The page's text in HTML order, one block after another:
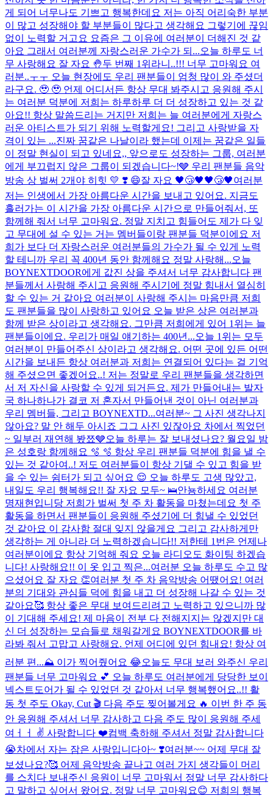
게 되어 너무나도 기쁘고 행복한데요 저는 아직 어리숙한 부분
이 많고 성장해야 할 부분들이 많다고 생각해요 그렇기에 끊임
없이 노력할 거고요 요즘은 그 이유에 여러분이 더해진 것 같
아요 그래서 여러분께 자랑스러운 가수가 되...오늘 하루도 너
무 사랑해요 잘 자요 🤚두 번째 1위라니..!!! 너무 고마워요 여
러분..ㅜㅜ 오늘 현장에도 우리 팬분들이 엄청 많이 와 주셨더
라구요. 🥹 🥹 언제 어디서든 항상 무대 봐주시고 응원해 주시
는 여러분 덕분에 저희는 하루하루 더 더 성장하고 있는 것 같
아요!! 항상 말씀드리는 거지만 저희는 늘 여러분에게 자랑스
러운 아티스트가 되기 위해 노력할게요! 그리고 사랑받을 자
격이 있는 ...진짜 꿈같은 나날이라 했는데 이제는 꿈같은 일들
이 정말 현실이 되고 있네요,, 앞으로도 성장하는 그룹, 여러분
에게 부끄럽지 않은 그룹이 되겠습니다~!🩶 우리 팬분들 음악
방송 상 벌써 2개야 히힛 💛​ ❣️​ 😄​잘 자요 🖤😴🖤🖤😴🖤여러분
저는 인생에서 가장 아름다운 시간을 보내고 있어요. 지금도
흘러가는 이 시간을 가장 아름다운 시간으로 만들어줘서, 또
함께해 줘서 너무 고마워요. 정말 지치고 힘들어도 제가 다 잊
고 무대에 설 수 있는 거는 멤버들이랑 팬분들 덕분이에요 저
희가 보다 더 자랑스러운 여러분들의 가수가 될 수 있게 노력
할 테니까 우리 꼭 400년 동안 함께해요 정말 사랑해...오늘
BOYNEXTDOOR에게 값진 상을 주셔서 너무 감사합니다 팬
분들께서 사랑해 주시고 응원해 주시기에 정말 힘내서 열심히
할 수 있는 거 같아요 여러분이 사랑해 주시는 마음만큼 저희
도 팬분들을 많이 사랑하고 있어요 오늘 받은 상은 여러분과
함께 받은 상이라고 생각해요. 그만큼 저희에게 있어 1위는 늘
팬분들이에요. 우리가 매일 얘기하는 400년...오늘 1위는 모두
여러분이 만들어주신 상이라고 생각해요. 어떤 곳에 있든 어떤
시간을 보내든 항상 여러분과 저희는 연결되어 있다는 걸 기억
해 주셨으면 좋겠어요..! 저는 정말로 우리 팬분들을 생각하면
서 저 자신을 사랑할 수 있게 되거든요. 제가 만들어내는 발자
국 하나하나가 결코 저 혼자서 만들어낸 것이 아닌 여러분과
우리 멤버들, 그리고 BOYNEXTD...여러분~ 그 사진 생각나지
않아요? 말 안 해두 아시죠 그그 사진 있잖아요 차에서 찍었던
~ 일부러 재연해 봤쬬🩶오늘 하루는 잘 보내셨나요? 월요일 밤
은 성호랑 함께해요 🫧 🫧 항상 우리 팬분들 덕분에 힘을 낼 수
있는 것 같아여..! 저도 여러분들이 항상 기댈 수 있고 힘을 받
을 수 있는 쉼터가 되고 싶어요 😌 오늘 하루도 고생 많았고,
내일도 우리 행복해요!! 잘 자요 모두~ 🛌안뇽하세요 여러분
명재현입니당 저희가 벌써 첫 주 차 활동을 마쳤는데요 첫 주
활동을 하면서 팬분들이 응원해 주셨기에 더 힘낼 수 있었던
것 같아요 이 감사함 절대 잊지 않을게요 그리고 감사하게만
생각하는 게 아니라 더 노력하겠습니다!! 저한테 1번은 언제나
여러분이에요 항상 기억해 줘요 오늘 라디오도 화이팅 하겠습
니다! 사랑해요!! 이 옷 입고 찍은...여러분 오늘 하루도 수고 많
으셨어요 잘 자요 👏여러분 첫 주 차 음악방송 어땠어요! 여러
분의 기대와 관심들 덕에 힘을 내고 더 성장해 나갈 수 있는 것
같아요🥰 항상 좋은 무대 보여드리려고 노력하고 있으니까 많
이 기대해 주세요! 제 마음이 전부 다 전해지지는 않겠지만 대
신 더 성장하는 모습들로 채워갈게요 BOYNEXTDOOR를 바
라봐 줘서 고맙고 사랑해요. 언제 어디에 있던 힘내요! 항상 여
러분 편...⛰️ 이가 찍어줬어요 😂오늘도 무대 보러 와주신 우리
팬분들 너무 고마워요 💕 오늘 하루도 여러분에게 당당한 보이
넥스트도어가 될 수 있었던 것 같아서 너무 행복했어요..!! 활
동 첫 주도 Okay, Cut 🎬 다음 주도 찢어볼게요 🔥 이번 한 주 동
안 응원해 주셔서 너무 감사하고 다음 주도 많이 응원해 주세
여ㅓㅓ ✌️ 사랑합니다 ❤️컴백 축하해 주셔서 정말 감사합니다
😭차에서 자는 잠은 사랑입니다아~ ❣️여러분~~ 어제 무대 잘
보셨나요?🥰 어제 음악방송 끝나고 여러 가지 생각들이 머리
를 스치다 보내주신 응원이 너무 고마워서 정말 너무 감사하다
고 말하고 싶어서 왔어요. 정말 너무 고마워요😊 저희의 행복